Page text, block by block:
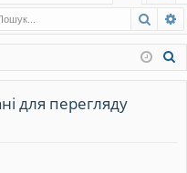
д
еє
ст
ра
для перегляду